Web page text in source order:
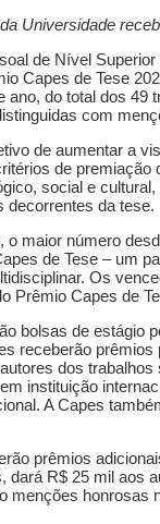
Universidade
de Nível
Capes de Tese
do total dos 49
com
de aumentar a
de premiação
social e
decorrentes da tese.
o maior número
de Tese – um
Os
Prêmio Capes de
bolsas de estágio
receberão
dos
instituição
A Capes
prêmios
R$ 25 mil aos
menções honrosas